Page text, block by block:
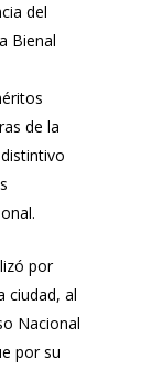
del
Bienal
de la
por
ciudad, al
Nacional
por su